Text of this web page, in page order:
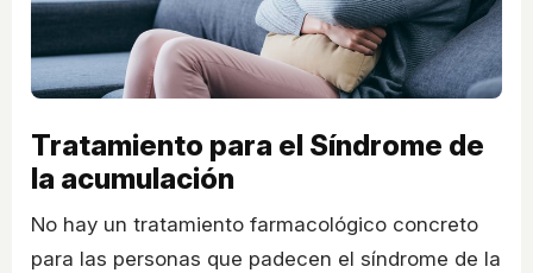
Tratamiento para el Síndrome de
la acumulación
No hay un tratamiento farmacológico concreto
para las personas que padecen el síndrome de la